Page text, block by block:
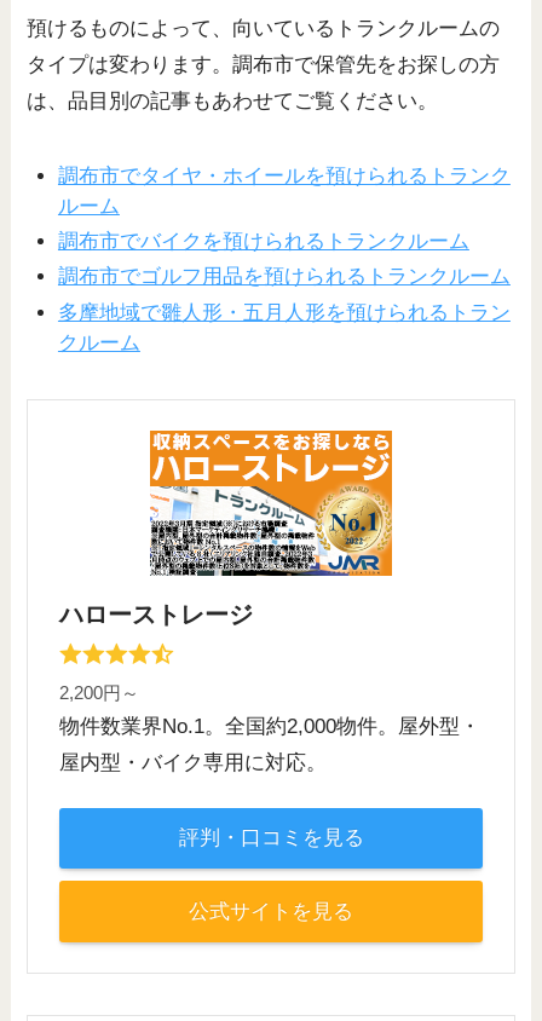
預けるものによって、向いているトランクルームの
タイプは変わります。調布市で保管先をお探しの方
は、品目別の記事もあわせてご覧ください。
調布市でタイヤ・ホイールを預けられるトランク
ルーム
調布市でバイクを預けられるトランクルーム
調布市でゴルフ用品を預けられるトランクルーム
多摩地域で雛人形・五月人形を預けられるトラン
クルーム
ハローストレージ
2,200円～
物件数業界No.1。全国約2,000物件。屋外型・
屋内型・バイク専用に対応。
評判・口コミを見る
公式サイトを見る